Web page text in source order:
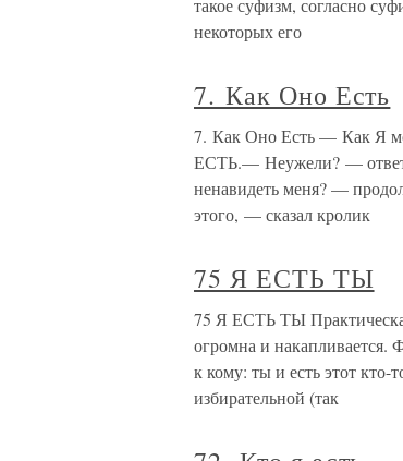
такое суфизм, согласно
некоторых его
7. Как Оно Есть
7. Как Оно Есть — Как Я
ЕСТЬ.— Неужели? —
ненавидеть меня? —
этого, — сказал кролик
75 Я ЕСТЬ ТЫ
75 Я ЕСТЬ ТЫ
огромна и накапливается.
к кому: ты и есть этот кто-
избирательной (так